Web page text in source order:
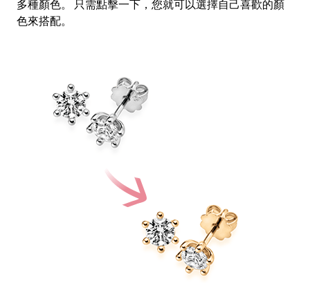
多種顏色。 只需點擊一下，您就可以選擇自己喜歡的顏
色來搭配。